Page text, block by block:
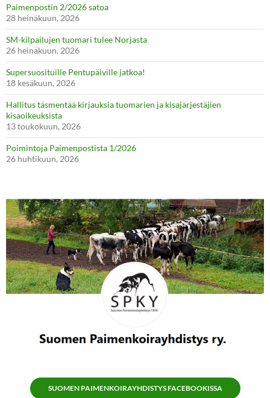
Paimenpostin 2/2026 satoa
28 heinäkuun, 2026
SM-kilpailujen tuomari tulee Norjasta
26 heinäkuun, 2026
Supersuosituille Pentupäiville jatkoa!
18 kesäkuun, 2026
Hallitus täsmentää kirjauksia tuomarien ja kisajärjestäjien
kisaoikeuksista
13 toukokuun, 2026
Poimintoja Paimenpostista 1/2026
26 huhtikuun, 2026
SUOMEN PAIMENKOIRAYHDISTYS FACEBOOKISSA